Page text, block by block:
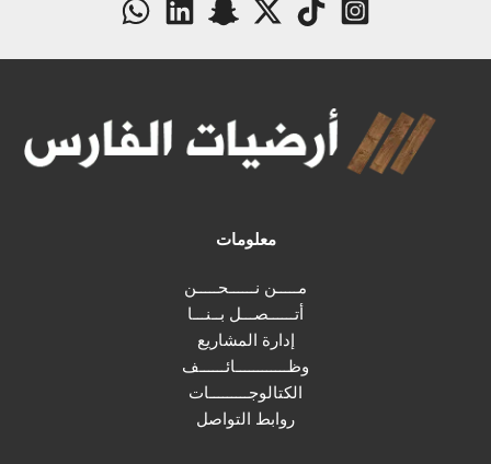
معلومات
مـــــن نــــــحـــــن
أتــــــصـــل بــنـــا
إدارة المشاريع
وظــــــــــــائــــــف
الكتالوجـــــــــات
روابط التواصل